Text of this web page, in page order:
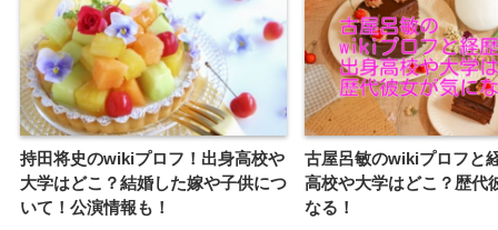
持田将史のwikiプロフ！出身高校や
大学はどこ？結婚した嫁や子供につ
いて！公演情報も！
古屋呂敏のwikiプロフと
高校や大学はどこ？歴代
なる！